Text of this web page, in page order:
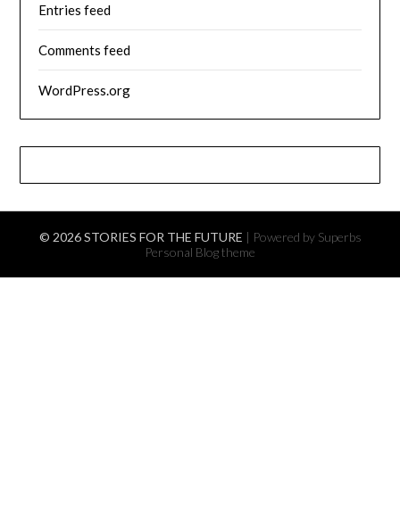
Entries feed
Comments feed
WordPress.org
© 2026 STORIES FOR THE FUTURE | Powered by Superbs
Personal Blog theme